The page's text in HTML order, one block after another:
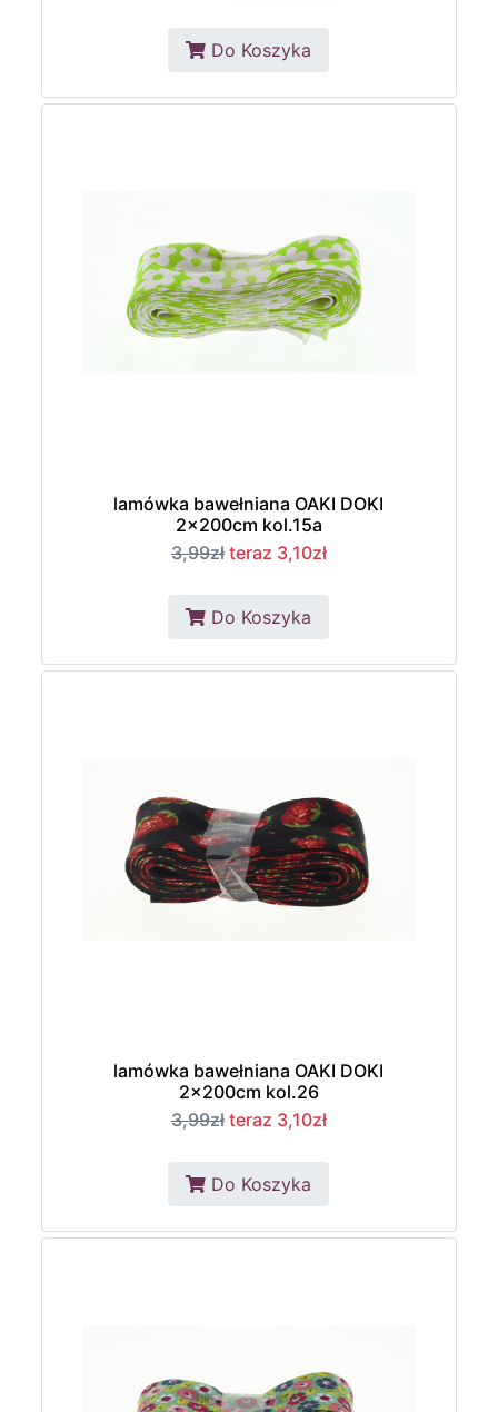
Do Koszyka
lamówka bawełniana OAKI DOKI
2x200cm kol.15a
3,99zł teraz 3,10zł
Do Koszyka
lamówka bawełniana OAKI DOKI
2x200cm kol.26
3,99zł teraz 3,10zł
Do Koszyka